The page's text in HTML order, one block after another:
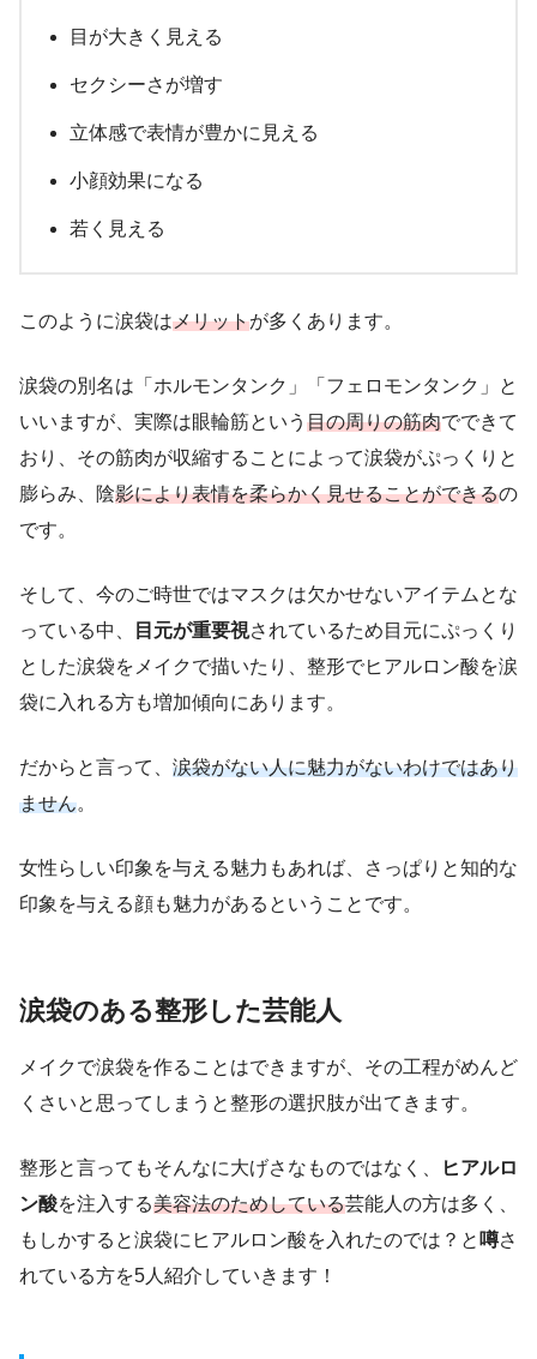
目が大きく見える
セクシーさが増す
立体感で表情が豊かに見える
小顔効果になる
若く見える
このように涙袋はメリットが多くあります。
涙袋の別名は「ホルモンタンク」「フェロモンタンク」と
いいますが、実際は眼輪筋という 目の周りの筋肉でできて
おり、その筋肉が収縮することによって涙袋がぷっくりと
膨らみ、陰影により表情を柔らかく見せることができるの
です。
そして、今のご時世ではマスクは欠かせないアイテムとな
っている中、
目元が重要視されているため目元にぷっくり
とした涙袋をメイクで描いたり、整形でヒアルロン酸を涙
袋に入れる方も増加傾向にあります。
だからと言って、 涙袋がない人に魅力がないわけではあり
ません。
女性らしい印象を与える魅力もあれば、さっぱりと知的な
印象を与える顔も魅力があるということです。
涙袋のある整形した芸能人
メイクで涙袋を作ることはできますが、その工程がめんど
くさいと思ってしまうと整形の選択肢が出てきます。
整形と言ってもそんなに大げさなものではなく、
ヒアルロ
ン酸を注入する美容法のためしている芸能人の方は多く、
もしかすると涙袋にヒアルロン酸を入れたのでは？と噂さ
れている方を5人紹介していきます！